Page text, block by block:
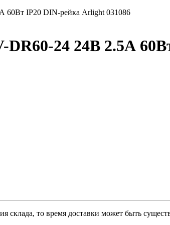
DR60-24 24В 2.5А
склада, то время доставки может быть